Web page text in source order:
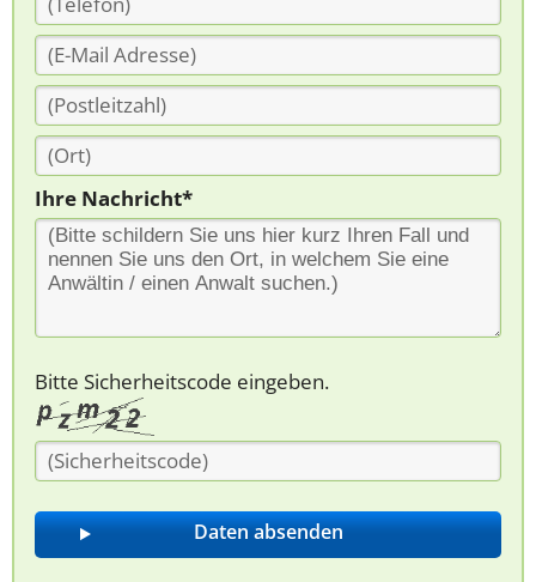
Ihre Nachricht*
Bitte Sicherheitscode eingeben.